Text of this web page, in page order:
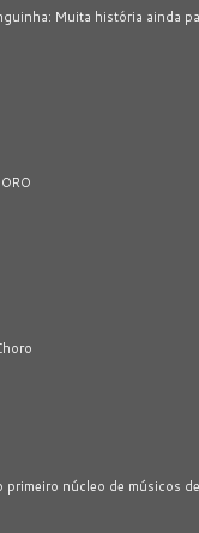
Muita história ainda
núcleo de músicos de